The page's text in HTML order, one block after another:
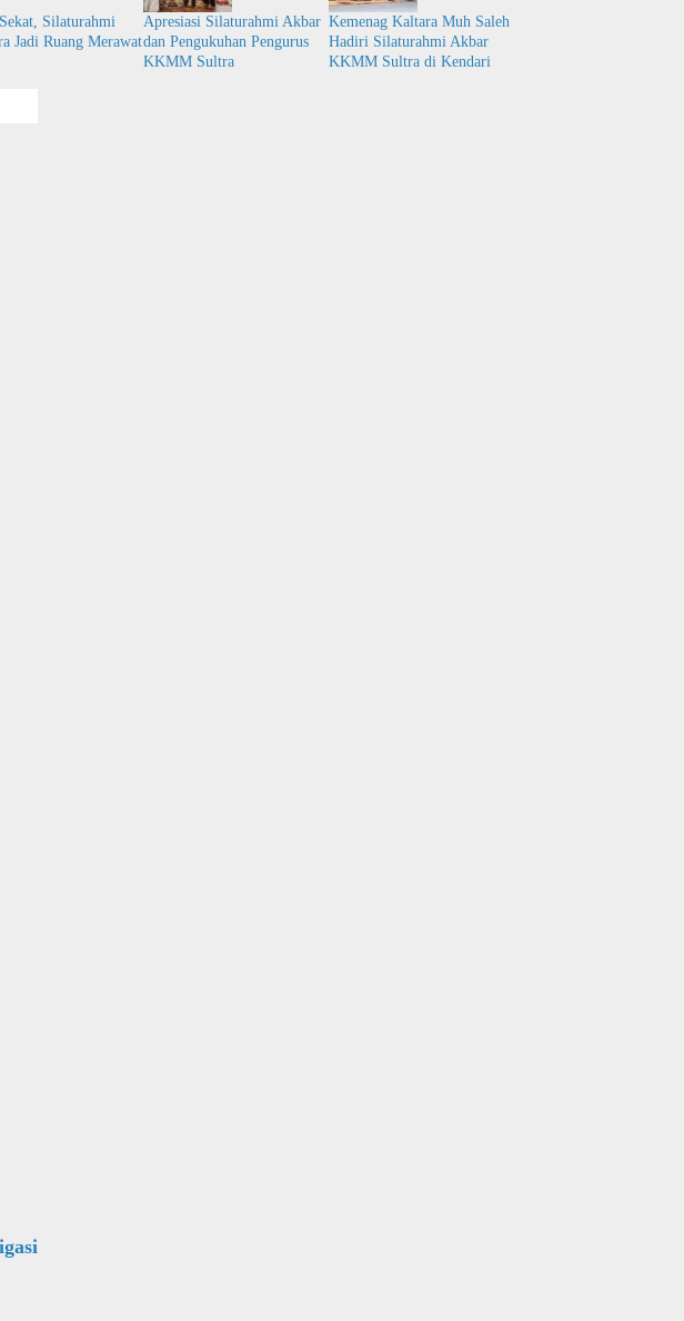
Silaturahmi
Jadi Ruang Merawat
Apresiasi Silaturahmi Akbar
dan Pengukuhan Pengurus
KKMM Sultra
Kemenag Kaltara Muh Saleh
Hadiri Silaturahmi Akbar
KKMM Sultra di Kendari